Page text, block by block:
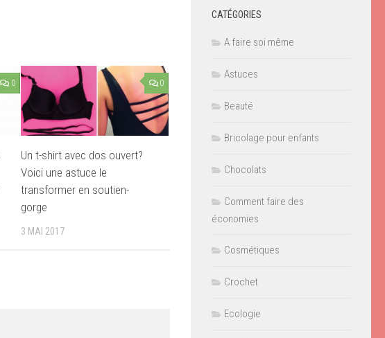
0 0
Un t-shirt avec dos ouvert?
Voici une astuce le
transformer en soutien-
gorge
3 MAI 2017
CATÉGORIES
A faire soi même
Astuces
Beauté
Bricolage pour enfants
Chocolats
Comment faire des
économies
Cosmétiques
Crochet
Ecologie